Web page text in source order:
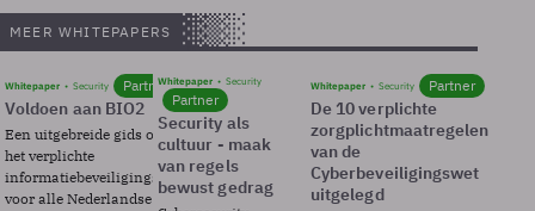
MEER WHITEPAPERS
Whitepaper Security Partner
Voldoen aan BIO2
Een uitgebreide gids over BIO2,
het verplichte
informatiebeveiligingsframework
voor alle Nederlandse
Whitepaper Security
Partner
Security als
cultuur - maak
van regels
bewust gedrag
Whitepaper Security Partner
De 10 verplichte
zorgplichtmaatregelen
van de
Cyberbeveiligingswet
uitgelegd